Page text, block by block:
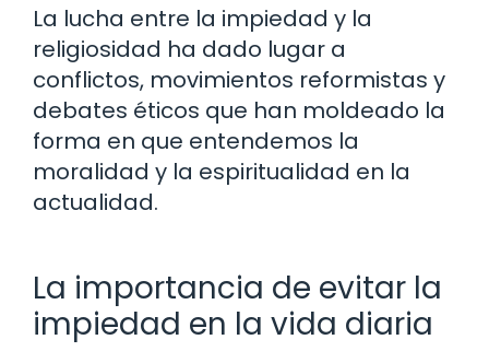
La lucha entre la impiedad y la
religiosidad ha dado lugar a
conflictos, movimientos reformistas y
debates éticos que han moldeado la
forma en que entendemos la
moralidad y la espiritualidad en la
actualidad.
La importancia de evitar la
impiedad en la vida diaria